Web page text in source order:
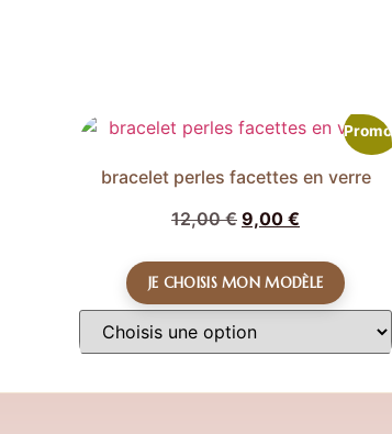
Promo !
bracelet perles facettes en verre
12,00€ 9,00 €
JE CHOISIS MON MODÈLE